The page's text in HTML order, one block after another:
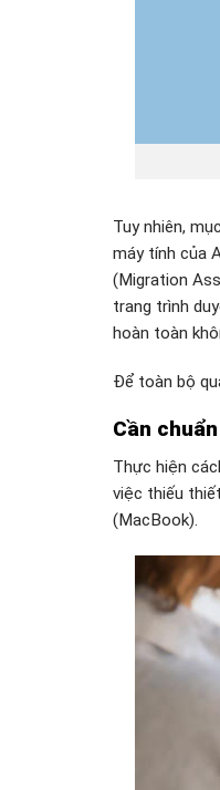
Tuy nhiên,
máy tính của
(Migration
trang trình
hoàn toàn
Để toàn bộ
Cần
Thực hiện
việc thiếu
(MacBook).